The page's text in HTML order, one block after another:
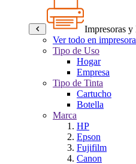
Impresoras
Ver todo en
Tipo de Uso
Hogar
Empresa
Tipo de Tinta
Cartucho
Botella
Marca
HP
Epson
Fujifilm
Canon